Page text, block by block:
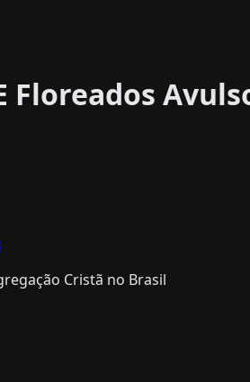
Floreados
Cristã no Brasil